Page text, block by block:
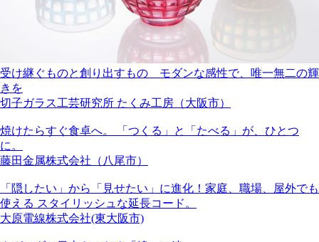
受け継ぐものと創り出すもの モダンな感性で、唯一無二の輝
きを
切子ガラス工芸研究所 たくみ工房（大阪市）
焼けたらすぐ食卓へ。 「つくる」と「たべる」が、ひとつ
に。
藤田金属株式会社（八尾市）
「隠したい」から「見せたい」に進化！家庭、職場、屋外でも
使える スタイリッシュな延長コード。
大原電線株式会社(東大阪市)